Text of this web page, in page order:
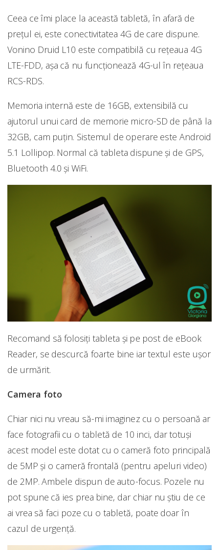
Ceea ce îmi place la această tabletă, în afară de
prețul ei, este conectivitatea 4G de care dispune.
Vonino Druid L10 este compatibilă cu rețeaua 4G
LTE-FDD, așa că nu funcționează 4G-ul în rețeaua
RCS-RDS.
Memoria internă este de 16GB, extensibilă cu
ajutorul unui card de memorie micro-SD de până la
32GB, cam puțin. Sistemul de operare este Android
5.1 Lollipop. Normal că tableta dispune și de GPS,
Bluetooth 4.0 și WiFi.
Recomand să folosiți tableta și pe post de eBook
Reader, se descurcă foarte bine iar textul este ușor
de urmărit.
Camera foto
Chiar nici nu vreau să-mi imaginez cu o persoană ar
face fotografii cu o tabletă de 10 inci, dar totuși
acest model este dotat cu o cameră foto principală
de 5MP și o cameră frontală (pentru apeluri video)
de 2MP. Ambele dispun de auto-focus. Pozele nu
pot spune că ies prea bine, dar chiar nu știu de ce
ai vrea să faci poze cu o tabletă, poate doar în
cazul de urgență.